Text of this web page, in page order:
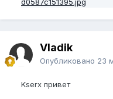
Vladik
Опубликовано 23
Kserx привет